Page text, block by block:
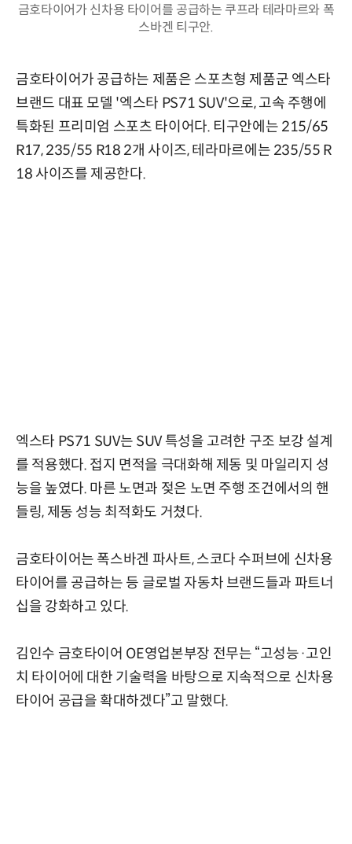
금호타이어가 신차용 타이어를 공급하는 쿠프라 테라마르와 폭
스바겐 티구안.
금호타이어가 공급하는 제품은 스포츠형 제품군 엑스타
브랜드 대표 모델 '엑스타 PS71 SUV'으로, 고속 주행에
특화된 프리미엄 스포츠 타이어다. 티구안에는 215/65
R17, 235/55 R18 2개 사이즈, 테라마르에는 235/55 R
18 사이즈를 제공한다.
엑스타 PS71 SUV는 SUV 특성을 고려한 구조 보강 설계
를 적용했다. 접지 면적을 극대화해 제동 및 마일리지 성
능을 높였다. 마른 노면과 젖은 노면 주행 조건에서의 핸
들링, 제동 성능 최적화도 거쳤다.
금호타이어는 폭스바겐 파사트, 스코다 수퍼브에 신차용
타이어를 공급하는 등 글로벌 자동차 브랜드들과 파트너
십을 강화하고 있다.
김인수 금호타이어 OE영업본부장 전무는 “고성능·고인
치 타이어에 대한 기술력을 바탕으로 지속적으로 신차용
타이어 공급을 확대하겠다”고 말했다.